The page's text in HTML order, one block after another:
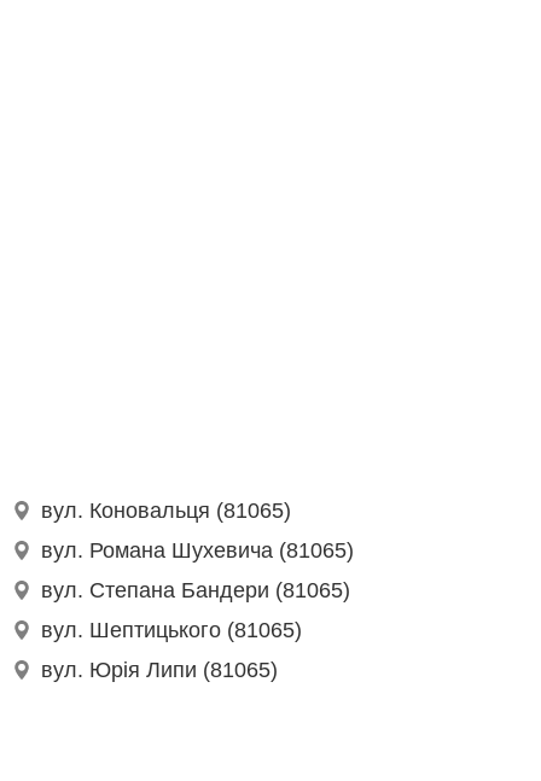
вул. Коновальця (81065)
вул. Романа Шухевича (81065)
вул. Степана Бандери (81065)
вул. Шептицького (81065)
вул. Юрія Липи (81065)